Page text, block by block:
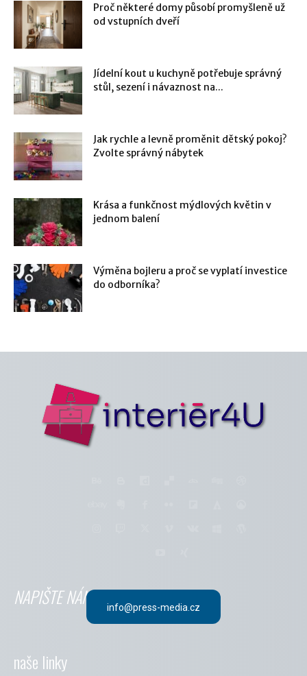
Proč některé domy působí promyšleně už
od vstupních dveří
Jídelní kout u kuchyně potřebuje správný
stůl, sezení i návaznost na...
Jak rychle a levně proměnit dětský pokoj?
Zvolte správný nábytek
Krása a funkčnost mýdlových květin v
jednom balení
Výměna bojleru a proč se vyplatí investice
do odborníka?
NAPIŠTE NÁM info@press-media.cz
naše linky